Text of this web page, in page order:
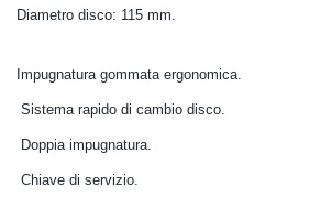
Diametro disco: 115 mm.
Impugnatura gommata ergonomica.
Sistema rapido di cambio disco.
Doppia impugnatura.
Chiave di servizio.